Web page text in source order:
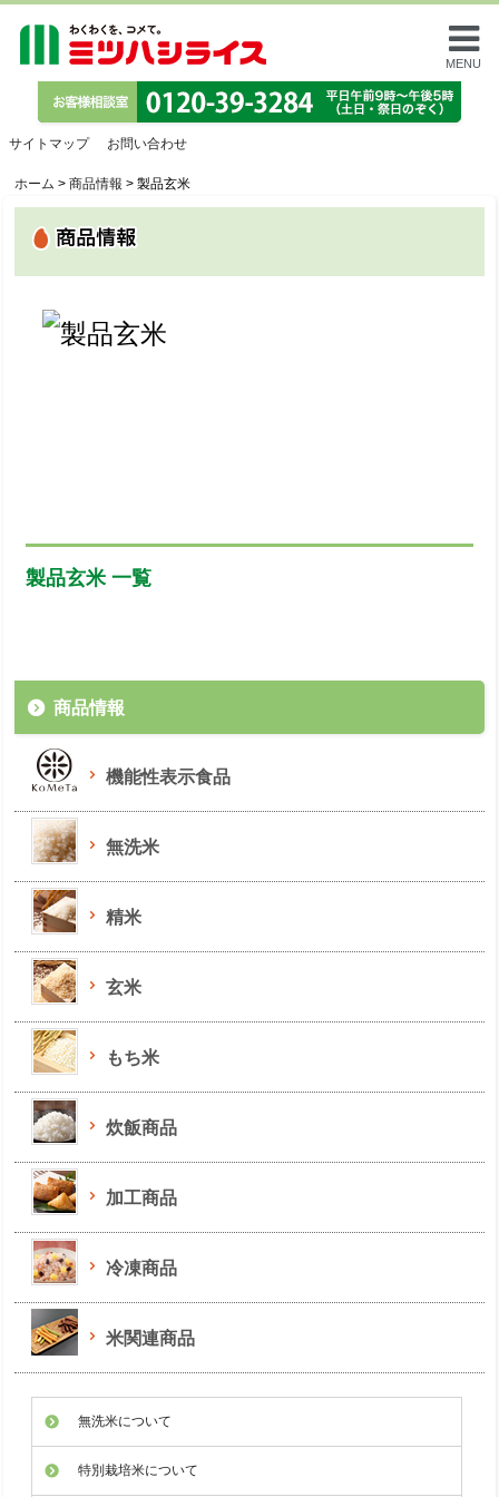
MENU
サイトマップ お問い合わせ
ホーム > 商品情報 > 製品玄米
製品玄米 一覧
商品情報
機能性表示食品
無洗米
精米
玄米
もち米
炊飯商品
加工商品
冷凍商品
米関連商品
無洗米について
特別栽培米について